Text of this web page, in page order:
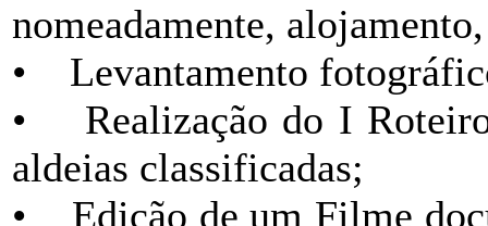
nomeadamente,
• Levantamento
• Realização do I
aldeias classificadas;
• Edição de um Filme